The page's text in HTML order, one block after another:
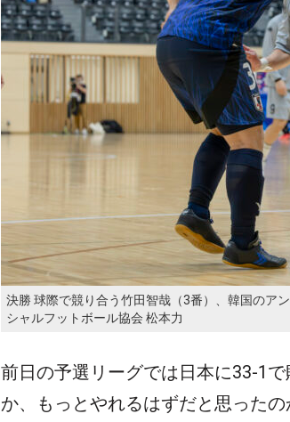
決勝 球際で競り合う竹田智哉（3番）、韓国の
シャルフットボール協会 松本力
前日の予選リーグでは日本に33-1
か、もっとやれるはずだと思った